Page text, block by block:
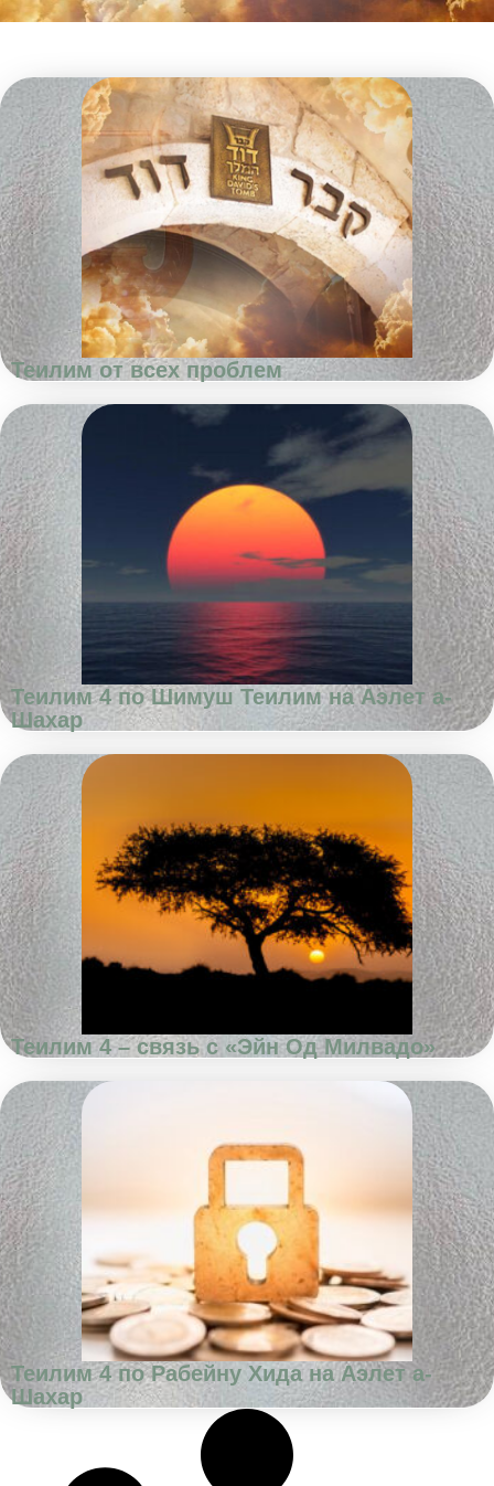
Теилим от всех проблем
Теилим 4 по Шимуш Теилим на Аэлет а-
Шахар
Теилим 4 – связь с «Эйн Од Милвадо»
Теилим 4 по Рабейну Хида на Аэлет а-
Шахар